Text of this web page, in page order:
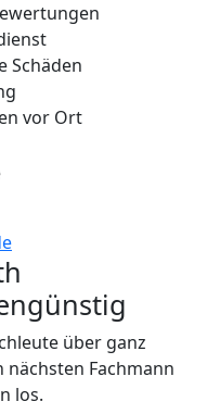
Schäden
vor Ort
über ganz
Fachmann
los.